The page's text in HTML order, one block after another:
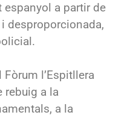
espanyol a partir de
desproporcionada,
l’Espitllera
rebuig a la
a la